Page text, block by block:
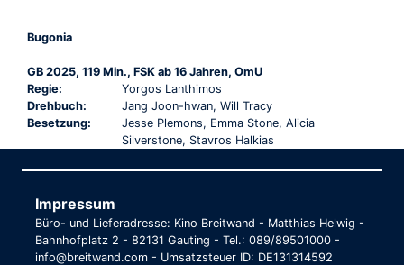
Bugonia
GB 2025, 119 Min., FSK ab 16 Jahren, OmU
Regie:
Yorgos Lanthimos
Drehbuch:
Jang Joon-hwan, Will Tracy
Besetzung:
Jesse Plemons, Emma Stone, Alicia
Silverstone, Stavros Halkias
Impressum
Büro- und Lieferadresse: Kino Breitwand - Matthias Helwig -
Bahnhofplatz 2 - 82131 Gauting - Tel.: 089/89501000 -
info@breitwand.com - Umsatzsteuer ID: DE131314592